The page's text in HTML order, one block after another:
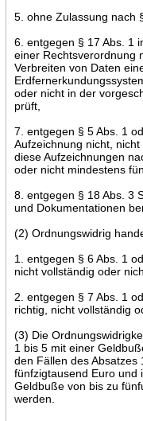
5. ohne Zulassung nach
6. entgegen § 17 Abs. 1
einer Rechtsverordnung
Verbreiten von Daten
oder nicht in der
prüft,
7. entgegen § 5 Abs. 1
Aufzeichnung nicht,
diese Aufzeichnungen
oder nicht mindestens
8. entgegen § 18 Abs. 3
und Dokumentationen
(2) Ordnungswidrig
1. entgegen § 6 Abs. 1
nicht vollständig oder
2. entgegen § 7 Abs. 1
richtig, nicht vollständig
(3) Die
1 bis 5 mit einer
den Fällen des Absatzes
fünfzigtausend Euro und
Geldbuße von bis zu
werden.